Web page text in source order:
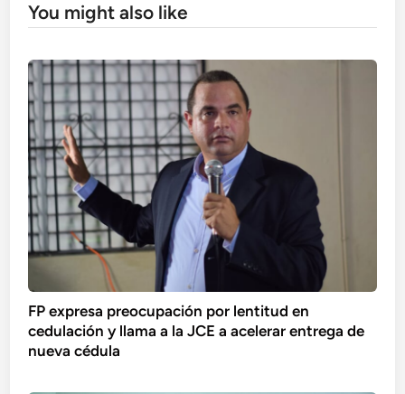
You might also like
FP expresa preocupación por lentitud en
cedulación y llama a la JCE a acelerar entrega de
nueva cédula